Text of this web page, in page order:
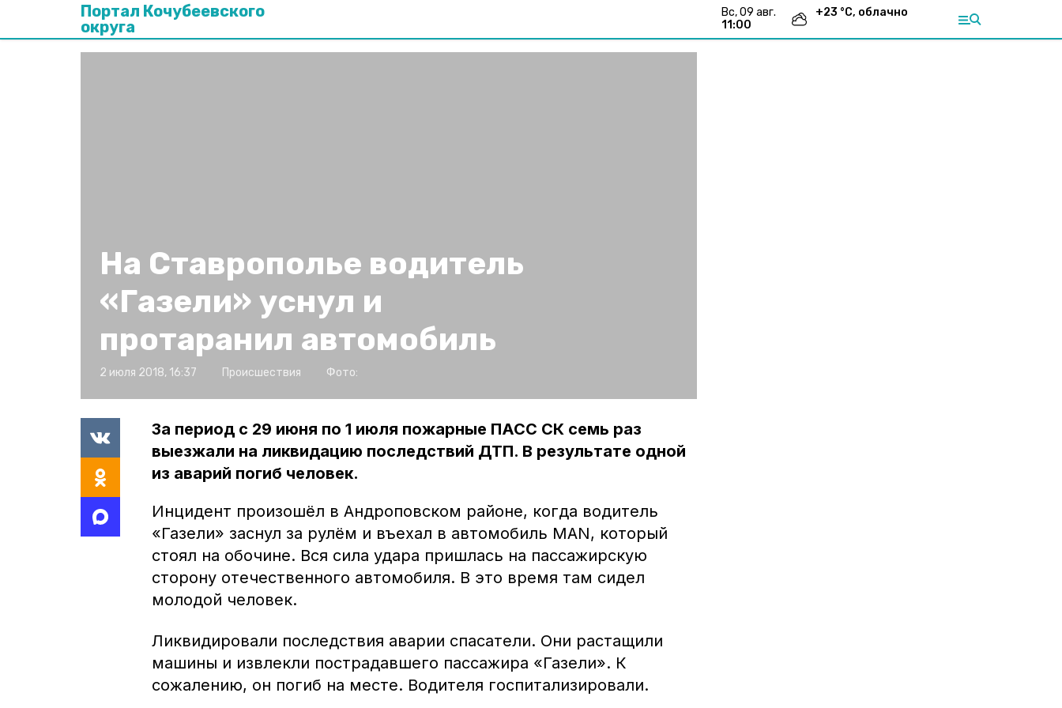
Портал Кочубеевского
округа
вс, 09 авг.
11:00
+23 °С, облачно
На Ставрополье водитель
«Газели» уснул и
протаранил автомобиль
2 июля 2018, 16:37 Происшествия Фото:
За период с 29 июня по 1 июля пожарные ПАСС СК семь раз
выезжали на ликвидацию последствий ДТП. В результате одной
из аварий погиб человек.
Инцидент произошёл в Андроповском районе, когда водитель
«Газели» заснул за рулём и въехал в автомобиль МАN, который
стоял на обочине. Вся сила удара пришлась на пассажирскую
сторону отечественного автомобиля. В это время там сидел
молодой человек.
Ликвидировали последствия аварии спасатели. Они растащили
машины и извлекли пострадавшего пассажира «Газели». К
сожалению, он погиб на месте. Водителя госпитализировали.